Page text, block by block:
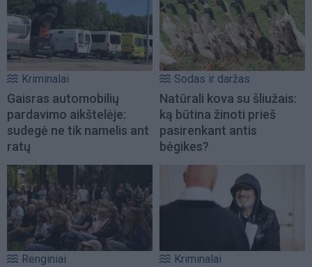
Kriminalai
Gaisras automobilių
pardavimo aikštelėje:
sudegė ne tik namelis ant
ratų
Sodas ir daržas
Natūrali kova su šliužais:
ką būtina žinoti prieš
pasirenkant antis
bėgikes?
Renginiai Kriminalai